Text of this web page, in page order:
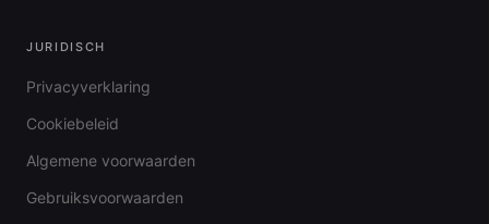
JURIDISCH
Privacyverklaring
Cookiebeleid
Algemene voorwaarden
Gebruiksvoorwaarden